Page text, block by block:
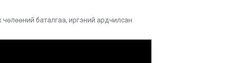
чөлөөний баталгаа, иргэний ардчилсан